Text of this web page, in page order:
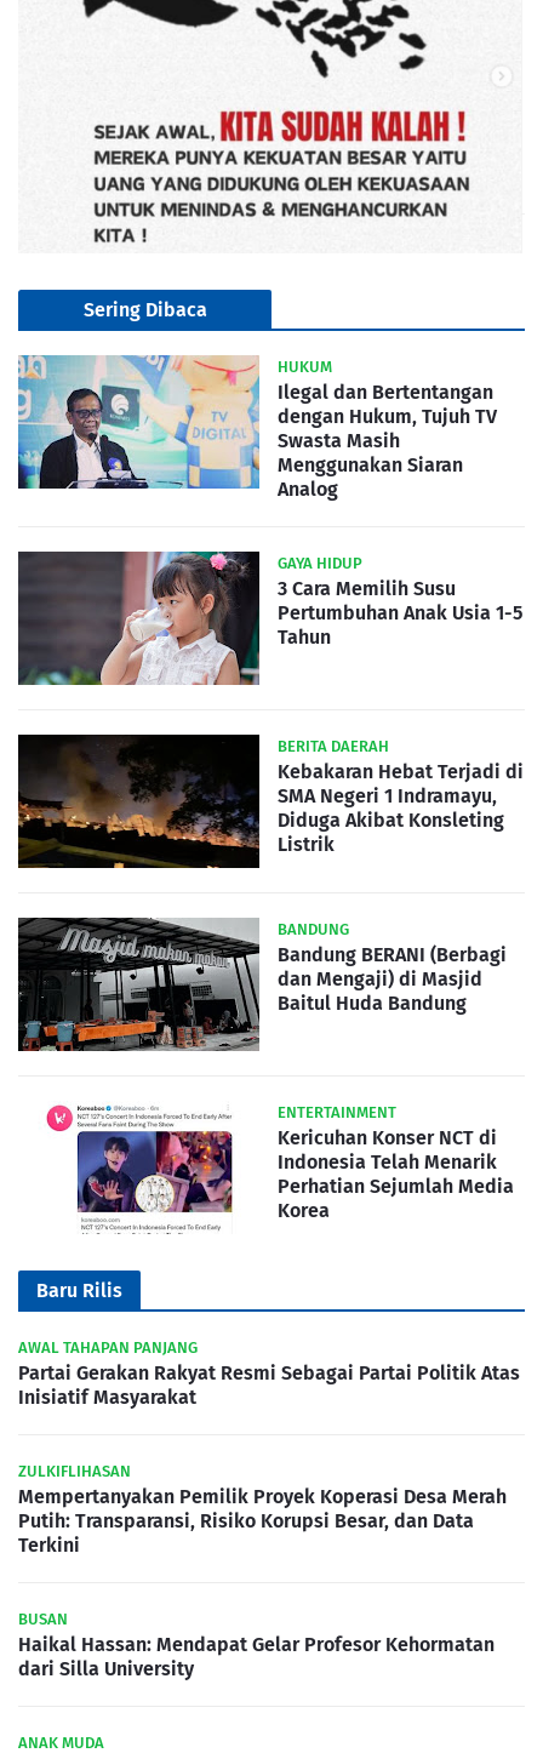
Sering Dibaca
HUKUM
Ilegal dan Bertentangan
dengan Hukum, Tujuh TV
Swasta Masih
Menggunakan Siaran
Analog
GAYA HIDUP
3 Cara Memilih Susu
Pertumbuhan Anak Usia 1-5
Tahun
BERITA DAERAH
Kebakaran Hebat Terjadi di
SMA Negeri 1 Indramayu,
Diduga Akibat Konsleting
Listrik
BANDUNG
Bandung BERANI (Berbagi
dan Mengaji) di Masjid
Baitul Huda Bandung
ENTERTAINMENT
Kericuhan Konser NCT di
Indonesia Telah Menarik
Perhatian Sejumlah Media
Korea
Baru Rilis
AWAL TAHAPAN PANJANG
Partai Gerakan Rakyat Resmi Sebagai Partai Politik Atas
Inisiatif Masyarakat
ZULKIFLIHASAN
Mempertanyakan Pemilik Proyek Koperasi Desa Merah
Putih: Transparansi, Risiko Korupsi Besar, dan Data
Terkini
BUSAN
Haikal Hassan: Mendapat Gelar Profesor Kehormatan
dari Silla University
ANAK MUDA